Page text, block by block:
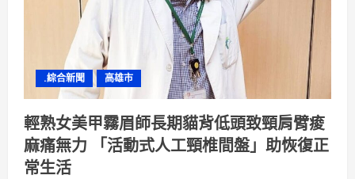
不
釋
口，
高
雄
寵
物
展
新
品
搶
.綜合新聞 高雄市
輕熟女美甲霧眉師長期貓背低頭致頸肩臂痠
麻痛無力 「活動式人工頸椎間盤」助恢復正
常生活